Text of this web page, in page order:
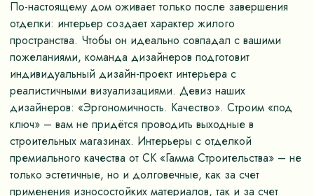
По-настоящему дом оживает только после завершения
отделки: интерьер создает характер жилого
пространства. Чтобы он идеально совпадал с вашими
пожеланиями, команда дизайнеров подготовит
индивидуальный дизайн-проект интерьера с
реалистичными визуализациями. Девиз наших
дизайнеров: «Эргономичность. Качество». Строим «под
ключ» – вам не придётся проводить выходные в
строительных магазинах. Интерьеры с отделкой
премиального качества от СК «Гамма Строительства» – не
только эстетичные, но и долговечные, как за счет
применения износостойких материалов, так и за счет